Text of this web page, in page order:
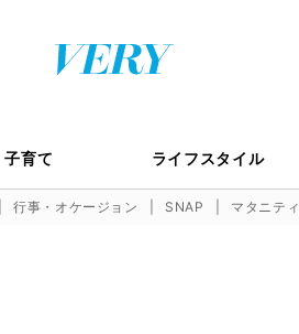
子育て ライフスタイル
行事・オケージョン SNAP マタニティ